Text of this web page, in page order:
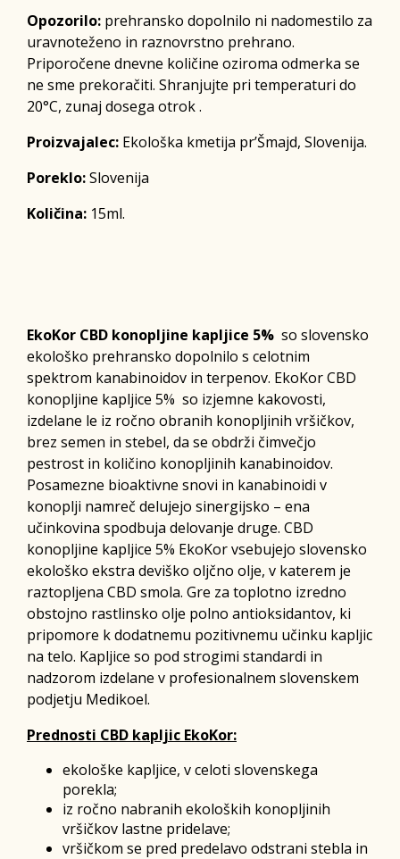
Opozorilo: prehransko dopolnilo ni nadomestilo za
uravnoteženo in raznovrstno prehrano.
Priporočene dnevne količine oziroma odmerka se
ne sme prekoračiti. Shranjujte pri temperaturi do
20°C, zunaj dosega otrok .
Proizvajalec: Ekološka kmetija pr’Šmajd, Slovenija.
Poreklo:Slovenija
Količina: 15ml.
EkoKor CBD konopljine kapljice 5% so slovensko
ekološko prehransko dopolnilo s celotnim
spektrom kanabinoidov in terpenov. EkoKor CBD
konopljine kapljice 5% so izjemne kakovosti,
izdelane le iz ročno obranih konopljinih vršičkov,
brez semen in stebel, da se obdrži čimvečjo
pestrost in količino konopljinih kanabinoidov.
Posamezne bioaktivne snovi in kanabinoidi v
konoplji namreč delujejo sinergijsko – ena
učinkovina spodbuja delovanje druge. CBD
konopljine kapljice 5% EkoKor vsebujejo slovensko
ekološko ekstra deviško oljčno olje, v katerem je
raztopljena CBD smola. Gre za toplotno izredno
obstojno rastlinsko olje polno antioksidantov, ki
pripomore k dodatnemu pozitivnemu učinku kapljic
na telo. Kapljice so pod strogimi standardi in
nadzorom izdelane v profesionalnem slovenskem
podjetju Medikoel.
Prednosti CBD kapljic EkoKor:
ekološke kapljice, v celoti slovenskega
porekla;
iz ročno nabranih ekoloških konopljinih
vršičkov lastne pridelave;
vršičkom se pred predelavo odstrani stebla in